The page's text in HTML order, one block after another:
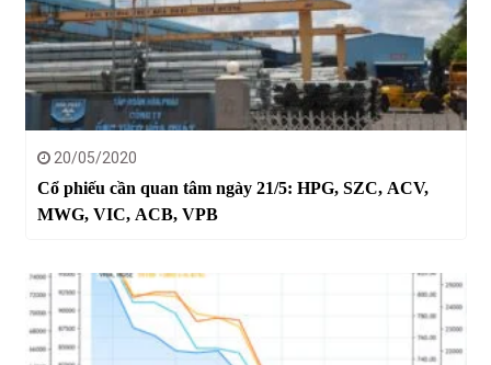
20/05/2020
Cổ phiếu cần quan tâm ngày 21/5: HPG, SZC, ACV,
MWG, VIC, ACB, VPB